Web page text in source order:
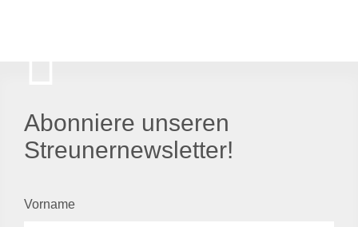
Abonniere unseren
Streunernewsletter!
Vorname